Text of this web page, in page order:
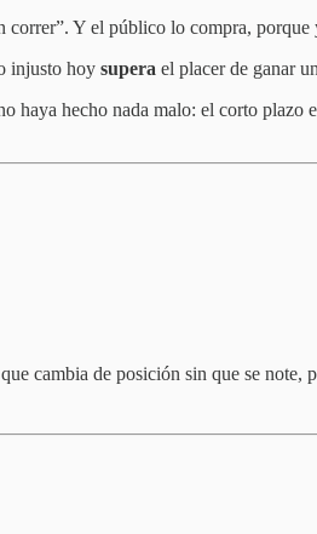
Y el público lo compra,
injusto hoy supera el placer de ganar
haya hecho nada malo: el corto plazo
cambia de posición sin que se note,